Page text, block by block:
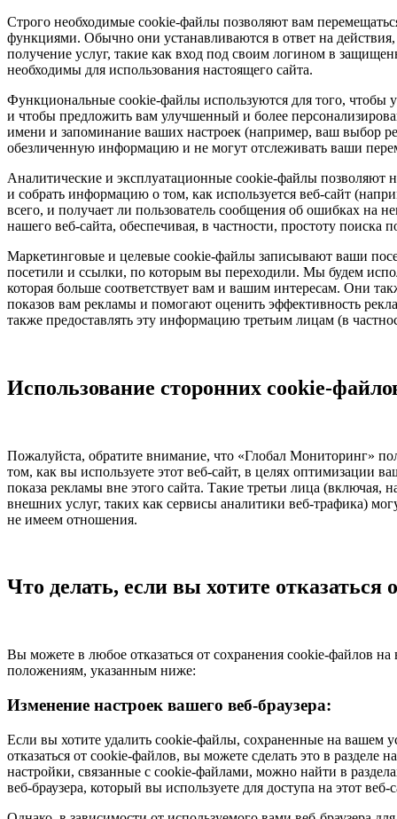
Строго необходимые cookie-файлы позволяют вам
функциями. Обычно они устанавливаются в ответ на
получение услуг, такие как вход под своим логином в
необходимы для использования настоящего сайта.
Функциональные cookie-файлы используются для того, чтобы
и чтобы предложить вам улучшенный и более
имени и запоминание ваших настроек (например, ваш выбор
обезличенную информацию и не могут отслеживать ваши
Аналитические и эксплуатационные cookie-файлы позволяют
и собрать информацию о том, как используется веб-сайт
всего, и получает ли пользователь сообщения об ошибках на
нашего веб-сайта, обеспечивая, в частности, простоту поиска
Маркетинговые и целевые cookie-файлы записывают ваши
посетили и ссылки, по которым вы переходили. Мы будем
которая больше соответствует вам и вашим интересам. Они
показов вам рекламы и помогают оценить эффективность
также предоставлять эту информацию третьим лицам (в
Использование сторонних cookie-
Пожалуйста, обратите внимание, что «Глобал Мониторинг»
том, как вы используете этот веб-сайт, в целях оптимизации
показа рекламы вне этого сайта. Такие третьи лица
внешних услуг, таких как сервисы аналитики веб-трафика)
не имеем отношения.
Что делать, если вы хотите
Вы можете в любое отказаться от сохранения cookie-файлов
положениям, указанным ниже:
Изменение настроек вашего веб-браузера:
Если вы хотите удалить cookie-файлы, сохраненные на вашем
отказаться от cookie-файлов, вы можете сделать это в
настройки, связанные с cookie-файлами, можно найти в
веб-браузера, который вы используете для доступа на этот веб-